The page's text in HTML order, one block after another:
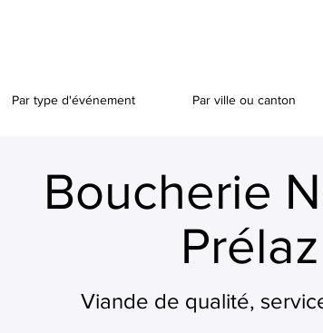
Par type d'événement Par ville ou canton
Boucherie
Prélaz
Viande de qualité,